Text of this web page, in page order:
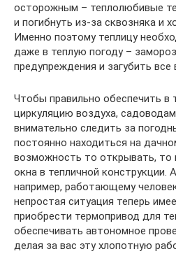
осторожным – теплолюбивые
и погибнуть из-за сквозняка и
Именно поэтому теплицу
даже в теплую погоду –
предупреждения и загубить
Чтобы правильно обеспечить в
циркуляцию воздуха,
внимательно следить за
постоянно находиться на
возможность то открывать, то
окна в тепличной конструкции.
например, работающему
непростая ситуация теперь
приобрести термопривод для
обеспечивать автономное
делая за вас эту хлопотную